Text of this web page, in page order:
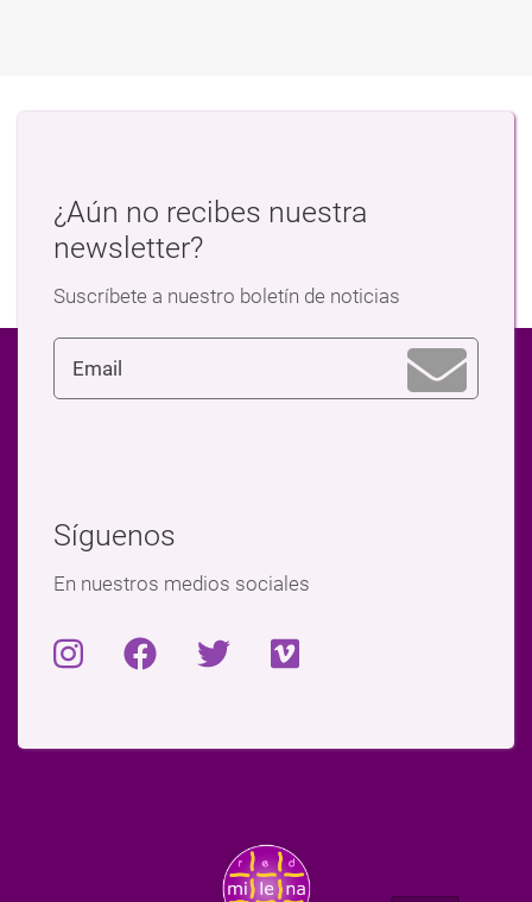
¿Aún no recibes nuestra
newsletter?
Suscríbete a nuestro boletín de noticias
Síguenos
En nuestros medios sociales